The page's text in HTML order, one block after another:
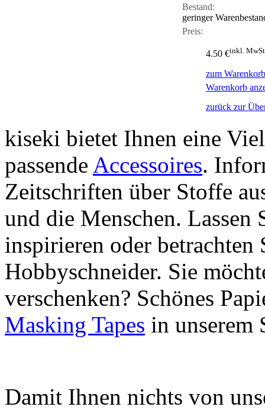
Bestand:
geringer
Preis:
4.50 €inkl.
zum
Warenkorb
zurück zur
kiseki bietet Ihnen eine
passende Accessoires.
Zeitschriften über Stoffe
und die Menschen.
inspirieren oder betrachten
Hobbyschneider. Sie
verschenken? Schönes
Masking Tapes in unserem
Damit Ihnen nichts von